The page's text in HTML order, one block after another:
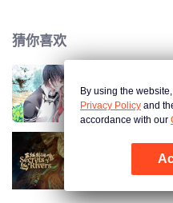
猜你喜欢
国民老
三线轮洄
By using the
Privacy Policy and
accordance with our